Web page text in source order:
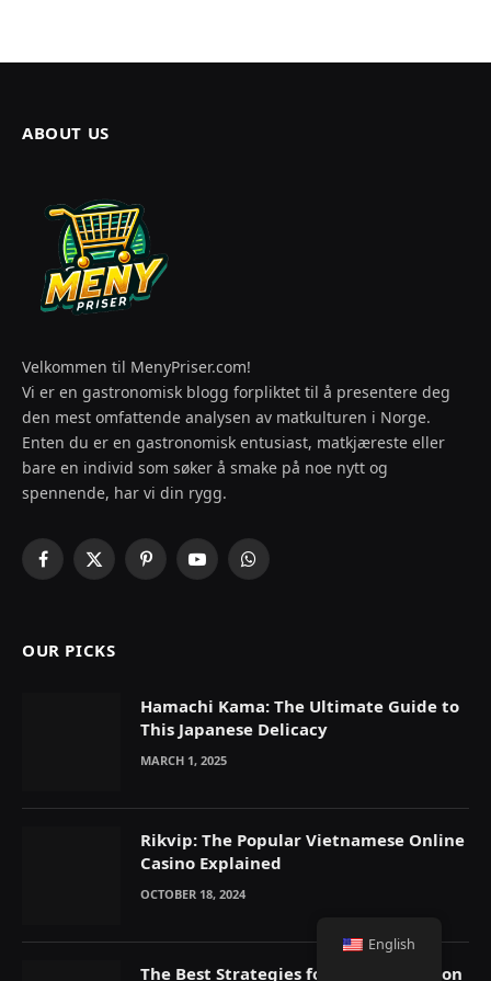
ABOUT US
Velkommen til MenyPriser.com!
Vi er en gastronomisk blogg forpliktet til å presentere deg
den mest omfattende analysen av matkulturen i Norge.
Enten du er en gastronomisk entusiast, matkjæreste eller
bare en individ som søker å smake på noe nytt og
spennende, har vi din rygg.
Facebook
X
PinterestYouTubeWhatsApp
OUR PICKS
Hamachi Kama: The Ultimate Guide to
This Japanese Delicacy
MARCH 1, 2025
Rikvip: The Popular Vietnamese Online
Casino Explained
OCTOBER 18, 2024
The Best Strategies for Winning Big on
English